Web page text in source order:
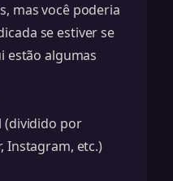
mas você poderia
se estiver se
estão algumas
(dividido por
Instagram, etc.)